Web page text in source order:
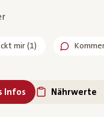
mir(1)
Infos Nährwerte